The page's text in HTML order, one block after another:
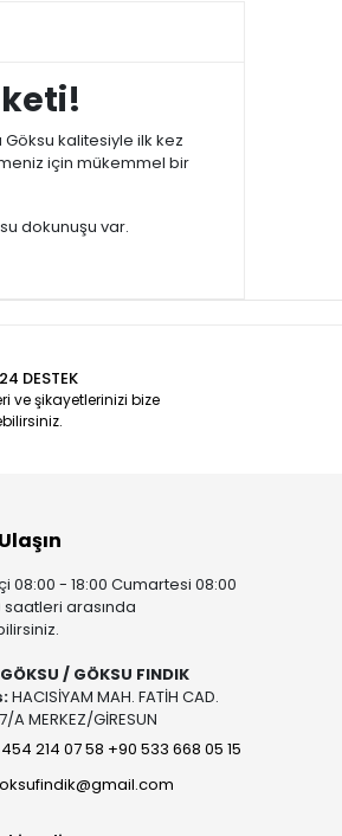
kalitesiyle ilk kez
için mükemmel bir
dokunuşu var.
DESTEK
ve şikayetlerinizi bize
08:00 - 18:00 Cumartesi 08:00
saatleri arasında
/ GÖKSU FINDIK
HACISİYAM MAH. FATİH CAD.
A MERKEZ/GİRESUN
214 07 58 +90 533 668 05 15